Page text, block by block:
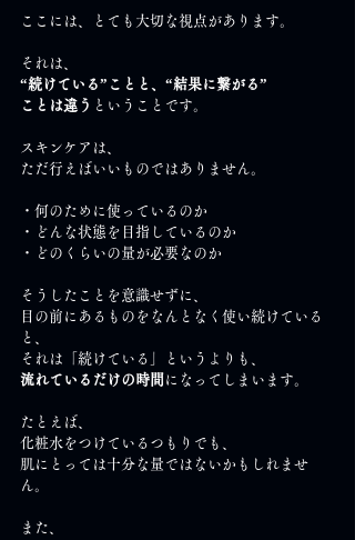
ここには、とても大切な視点があります。
それは、
“続けている”ことと、“結果に繋がる”
ことは違う ということです。
スキンケアは、
ただ行えばいいものではありません。
・何のために使っているのか
・どんな状態を目指しているのか
・どのくらいの量が必要なのか
そうしたことを意識せずに、
目の前にあるものをなんとなく使い続けている
と、
それは「続けている」というよりも、
流れているだけの時間 になってしまいます。
たとえば、
化粧水をつけているつもりでも、
肌にとっては十分な量ではないかもしれませ
ん。
また、